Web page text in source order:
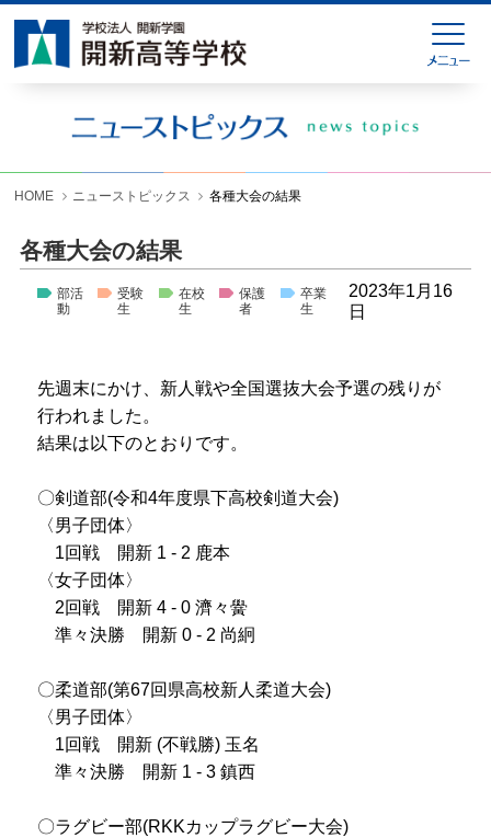
HOME ニューストピックス 各種大会の結果
各種大会の結果
部活
動
受験
生
在校
生
保護
者
卒業
生
2023年1月16
日
先週末にかけ、新人戦や全国選抜大会予選の残りが
行われました。
結果は以下のとおりです。
〇剣道部(令和4年度県下高校剣道大会)
〈男子団体〉
1回戦 開新 1 - 2 鹿本
〈女子団体〉
2回戦 開新 4 - 0 濟々黌
準々決勝 開新 0 - 2 尚絅
〇柔道部(第67回県高校新人柔道大会)
〈男子団体〉
1回戦 開新 (不戦勝) 玉名
準々決勝 開新 1 - 3 鎮西
〇ラグビー部(RKKカップラグビー大会)
HOME
緊急連絡
ニューストピックス
学校生活
入試情報
お問い合わせ
プライバシーポリシー
サイトマップ
受験生の方へ